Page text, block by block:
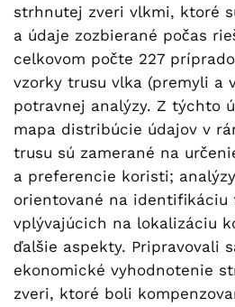
strhnutej zveri vlkmi, ktoré
a údaje zozbierané počas
celkovom počte 227
vzorky trusu vlka (premyli a
potravnej analýzy. Z týchto
mapa distribúcie údajov v
trusu sú zamerané na
a preferencie koristi;
orientované na identifikáciu
vplývajúcich na lokalizáciu
ďalšie aspekty. Pripravovali
ekonomické vyhodnotenie
zveri, ktoré boli